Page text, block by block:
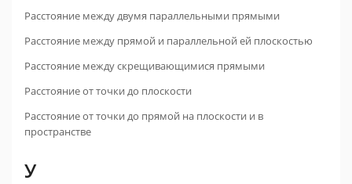
Расстояние между двумя параллельными прямыми
Расстояние между прямой и параллельной ей плоскостью
Расстояние между скрещивающимися прямыми
Расстояние от точки до плоскости
Расстояние от точки до прямой на плоскости и в
пространстве
У